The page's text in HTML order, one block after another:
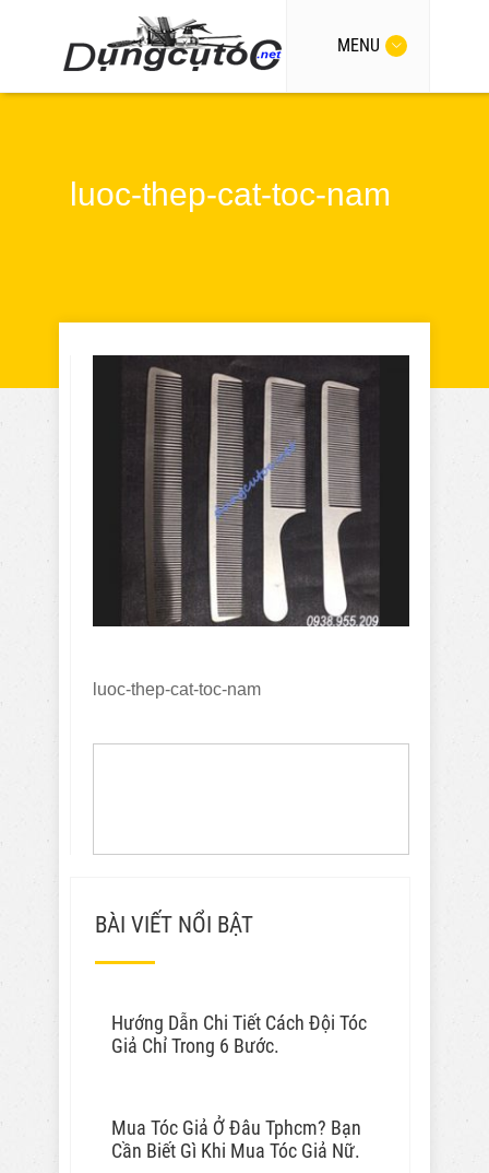
MENU
luoc-thep-cat-toc-nam
luoc-thep-cat-toc-nam
BÀI VIẾT NỔI BẬT
Hướng Dẫn Chi Tiết Cách Đội Tóc
Giả Chỉ Trong 6 Bước.
Mua Tóc Giả Ở Đâu Tphcm? Bạn
Cần Biết Gì Khi Mua Tóc Giả Nữ.